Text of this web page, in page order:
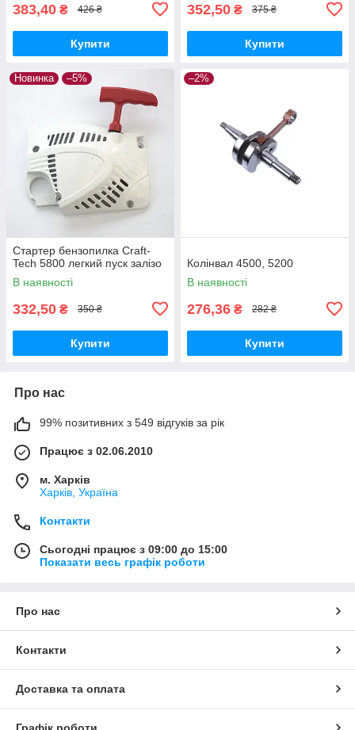
383,40 ₴ 426 ₴
Купити
352,50 ₴ 375 ₴
Купити
Новинка –5%
Стартер бензопилка Craft-
Tech 5800 легкий пуск залізо
В наявності
332,50 ₴ 350 ₴
Купити
–2%
Колінвал 4500, 5200
В наявності
276,36 ₴ 282 ₴
Купити
Про нас
99% позитивних з 549 відгуків за рік
Працює з 02.06.2010
м. Харків
Харків, Україна
Контакти
Сьогодні працює з 09:00 до 15:00
Показати весь графік роботи
Про нас
Контакти
Доставка та оплата